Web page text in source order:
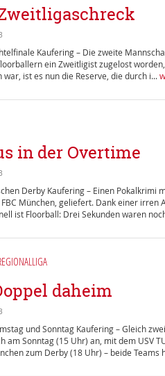
Kaufering – Die zweite
ein Zweitligist zugelost
ist es nun die Reserve, die durch i...
in der Overtime
Derby Kaufering – Einen
München, geliefert. Dank einer
ist Floorball: Drei Sekunden waren
daheim
und Sonntag Kaufering – Gleich
am Sonntag (15 Uhr) an, mit dem
zum Derby (18 Uhr) – beide Teams